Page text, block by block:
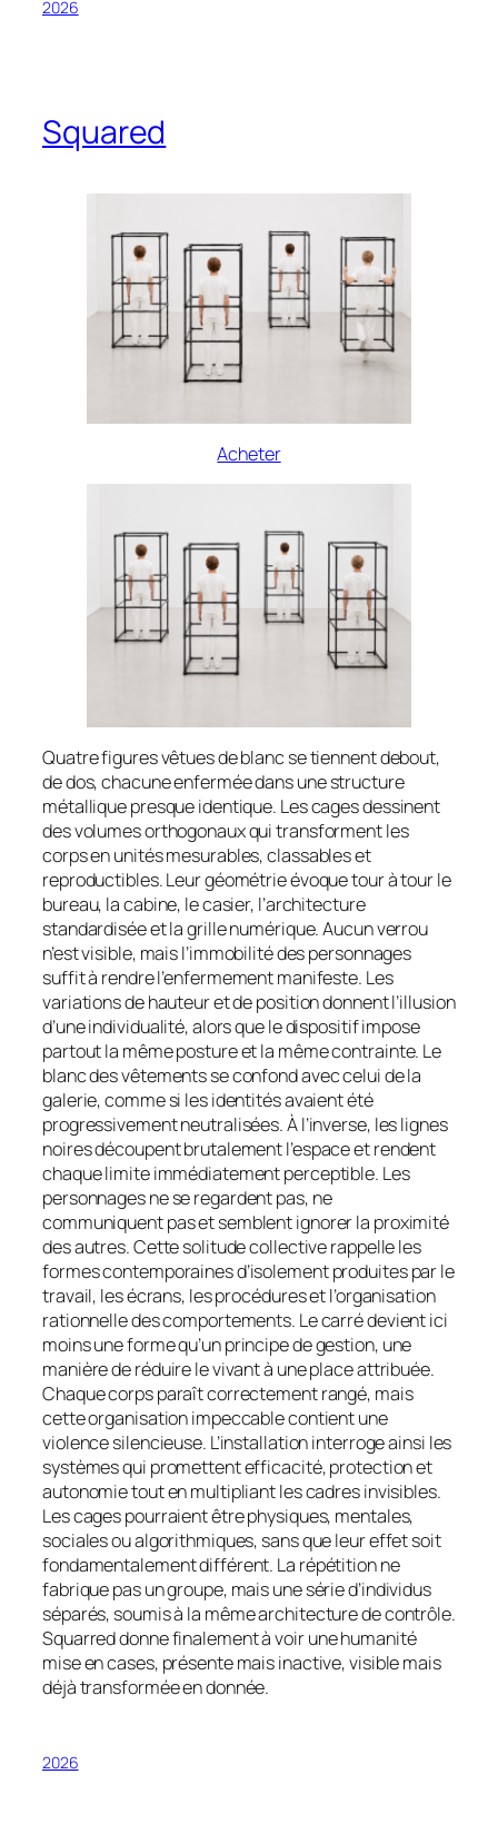
2026
Squared
Acheter
Quatre figures vêtues de blanc se tiennent debout,
de dos, chacune enfermée dans une structure
métallique presque identique. Les cages dessinent
des volumes orthogonaux qui transforment les
corps en unités mesurables, classables et
reproductibles. Leur géométrie évoque tour à tour le
bureau, la cabine, le casier, l’architecture
standardisée et la grille numérique. Aucun verrou
n’est visible, mais l’immobilité des personnages
suffit à rendre l’enfermement manifeste. Les
variations de hauteur et de position donnent l’illusion
d’une individualité, alors que le dispositif impose
partout la même posture et la même contrainte. Le
blanc des vêtements se confond avec celui de la
galerie, comme si les identités avaient été
progressivement neutralisées. À l’inverse, les lignes
noires découpent brutalement l’espace et rendent
chaque limite immédiatement perceptible. Les
personnages ne se regardent pas, ne
communiquent pas et semblent ignorer la proximité
des autres. Cette solitude collective rappelle les
formes contemporaines d’isolement produites par le
travail, les écrans, les procédures et l’organisation
rationnelle des comportements. Le carré devient ici
moins une forme qu’un principe de gestion, une
manière de réduire le vivant à une place attribuée.
Chaque corps paraît correctement rangé, mais
cette organisation impeccable contient une
violence silencieuse. L’installation interroge ainsi les
systèmes qui promettent efficacité, protection et
autonomie tout en multipliant les cadres invisibles.
Les cages pourraient être physiques, mentales,
sociales ou algorithmiques, sans que leur effet soit
fondamentalement différent. La répétition ne
fabrique pas un groupe, mais une série d’individus
séparés, soumis à la même architecture de contrôle.
Squarreddonne finalement à voir une humanité
mise en cases, présente mais inactive, visible mais
déjà transformée en donnée.
2026